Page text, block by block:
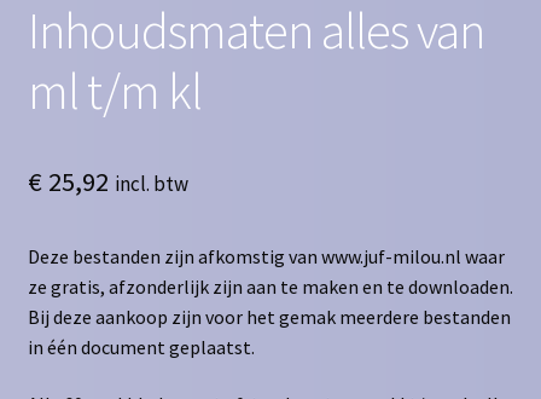
Inhoudsmaten alles van
ml t/m kl
€25,92 incl. btw
Deze bestanden zijn afkomstig van www.juf-milou.nl waar
ze gratis, afzonderlijk zijn aan te maken en te downloaden.
Bij deze aankoop zijn voor het gemak meerdere bestanden
in één document geplaatst.